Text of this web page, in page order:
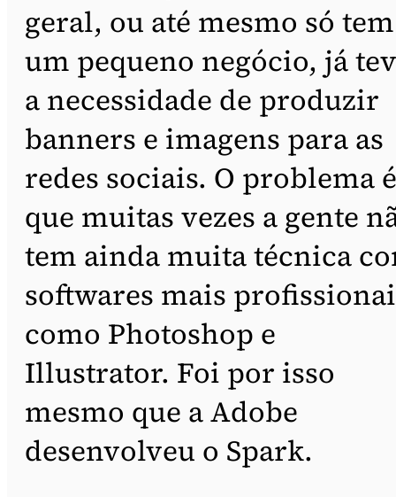
geral, ou até mesmo só tem
um pequeno negócio, já
a necessidade de produzir
banners e imagens para as
redes sociais. O problema é
que muitas vezes a gente
tem ainda muita técnica
softwares mais
como Photoshop e
Illustrator. Foi por isso
mesmo que a Adobe
desenvolveu o Spark.